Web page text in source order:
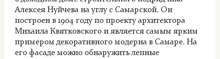
Алексея Нуйчева на углу с Самарской. Он
построен в 1904 году по проекту архитектора
Михаила Квятковского и является самым ярким
примером декоративного модерна в Самаре. На
его фасаде можно обнаружить лепные